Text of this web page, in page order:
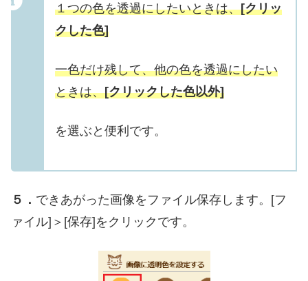
１つの色を透過にしたいときは、[クリッ
クした色]
一色だけ残して、他の色を透過にしたい
ときは、[クリックした色以外]
を選ぶと便利です。
５． できあがった画像をファイル保存します。[フ
ァイル]＞[保存]をクリックです。